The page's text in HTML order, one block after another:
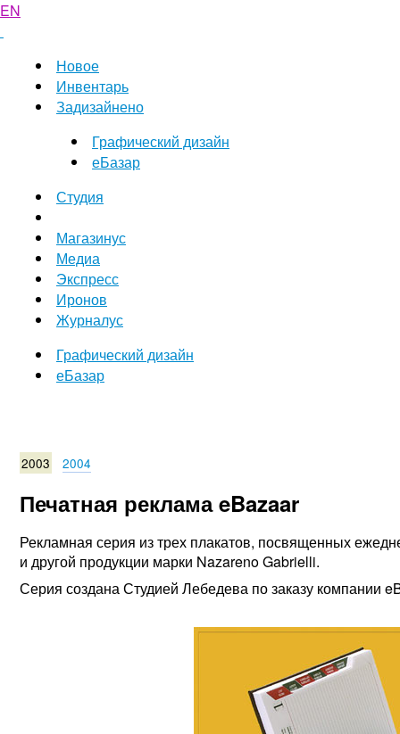
EN
Новое
Инвентарь
Задизайнено
Графический дизайн
еБазар
Студия
Магазинус
Медиа
Экспресс
Иронов
Журналус
Графический дизайн
еБазар
2003 2004
Печатная реклама eBazaar
Рекламная серия из трех плакатов, посвященных
и другой продукции марки Nazareno Gabrielli.
Серия создана Студией Лебедева по заказу компании